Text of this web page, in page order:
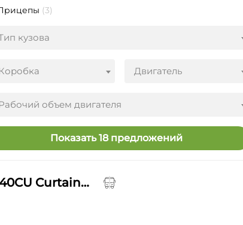
(3)
кузова
Двигатель
объем двигателя
Показать 18 предложений
SOMMER SP240CU Curtainsider